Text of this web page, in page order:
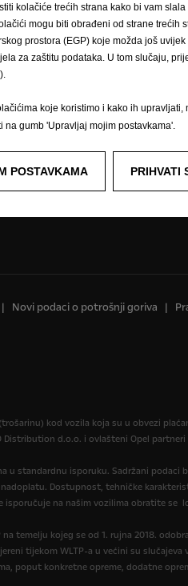
Podaci o potrošnji
E-mobilnost
Opel Connect
Sustavi za
Opel Classic
Opel lifestyle shop
Opel post
Opel Experimental
Novi podaci o potrošnji goriva
kod vozila koja su u obvezi
d.o.o. i ovlašteni Opel
standardnu isporuku. Sadržani podaci
Dostupnost, tehničke
na našim vozilima obratite se
temelju kojeg se od 1. rujna 2018.
tijekom WLTP-a u većini su
poput konkretne opreme, dodatne
kolačiće trećih strana kako bi vam
mogu biti obrađeni od strane trećih
prostora (EGP) koje možda još
za zaštitu podataka. U tom slučaju,
koje koristimo i kako ih upravljati,
na gumb 'Upravljaj mojim postavkama'.
POSTAVKAMA PRIHVATI